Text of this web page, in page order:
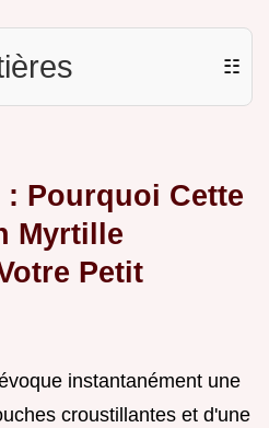
☷
Pourquoi Cette
Myrtille
Petit
instantanément une
croustillantes et d'une